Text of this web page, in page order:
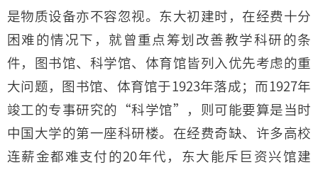
是物质设备亦不容忽视。东大初建时，在经费十分
困难的情况下，就曾重点筹划改善教学科研的条
件，图书馆、科学馆、体育馆皆列入优先考虑的重
大问题，图书馆、体育馆于1923年落成；而1927年
竣工的专事研究的“科学馆”，则可能要算是当时
中国大学的第一座科研楼。在经费奇缺、许多高校
连薪金都难支付的20年代，东大能斥巨资兴馆建